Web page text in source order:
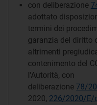
con deliberazione
adottato
termini dei
garanzia del diritto
altrimenti
contenimento del
l'Autorità, con
deliberazione 78/
2020, 226/2020/E/